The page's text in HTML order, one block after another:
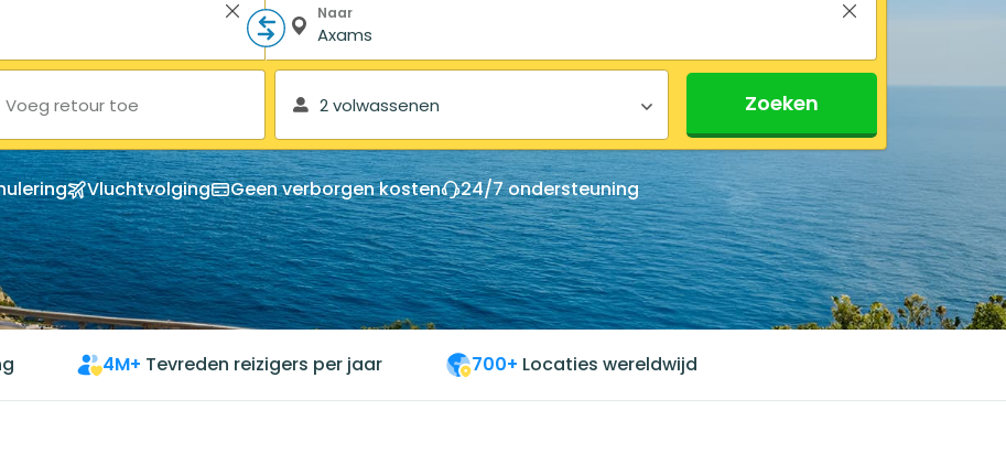
Naar
Voeg retour toe 2 volwassenen Zoeken
Vluchtvolging Geen verborgen kosten 24/7 ondersteuning
4M+ Tevreden reizigers per jaar 700+ Locaties wereldwijd